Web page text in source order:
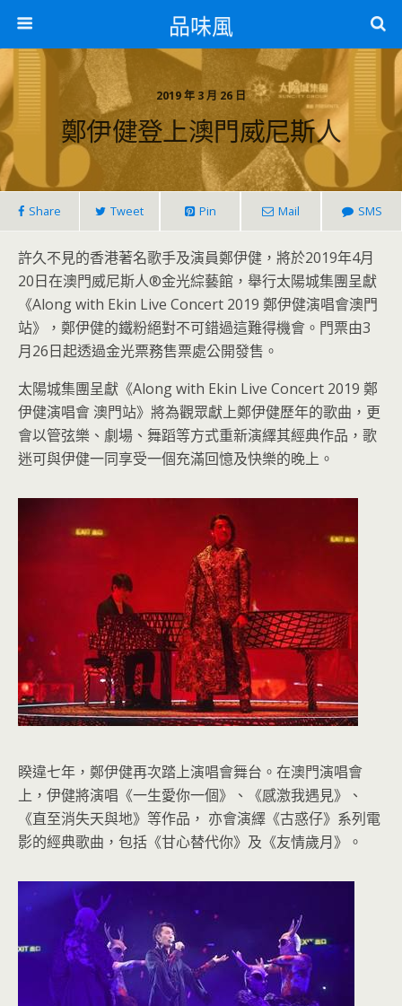
品味風
2019 年 3 月 26 日
鄭伊健登上澳門威尼斯人
Share Tweet Pin Mail SMS
許久不見的香港著名歌手及演員鄭伊健，將於2019年4月
20日在澳門威尼斯人®金光綜藝館，舉行太陽城集團呈獻
《Along with Ekin Live Concert 2019 鄭伊健演唱會澳門
站》，鄭伊健的鐵粉絕對不可錯過這難得機會。門票由3
月26日起透過金光票務售票處公開發售。
太陽城集團呈獻《Along with Ekin Live Concert 2019 鄭
伊健演唱會 澳門站》將為觀眾獻上鄭伊健歷年的歌曲，更
會以管弦樂、劇場、舞蹈等方式重新演繹其經典作品，歌
迷可與伊健一同享受一個充滿回憶及快樂的晚上。
睽違七年，鄭伊健再次踏上演唱會舞台。在澳門演唱會
上，伊健將演唱《一生愛你一個》、《感激我遇見》、
《直至消失天與地》等作品， 亦會演繹《古惑仔》系列電
影的經典歌曲，包括《甘心替代你》及《友情歲月》。